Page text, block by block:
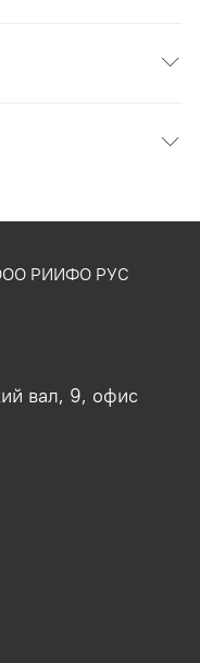
РИИФО РУС
вал, 9, офис